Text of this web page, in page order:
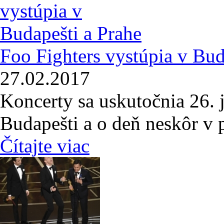
Foo Fighters vystúpia v
27.02.2017
Koncerty sa uskutočnia 26.
Budapešti a o deň neskôr v
Čítajte viac